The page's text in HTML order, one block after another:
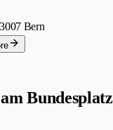
3007 Bern
Bundesplatz